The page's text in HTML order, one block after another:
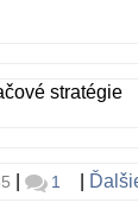
stratégie
1